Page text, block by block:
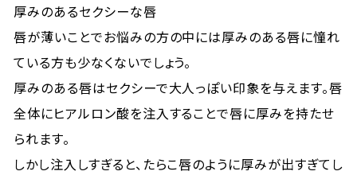
厚みのあるセクシーな唇
唇が薄いことでお悩みの方の中には厚みのある唇に憧れ
ている方も少なくないでしょう。
厚みのある唇はセクシーで大人っぽい印象を与えます。唇
全体にヒアルロン酸を注入することで唇に厚みを持たせ
られます。
しかし注入しすぎると、たらこ唇のように厚みが出すぎてし